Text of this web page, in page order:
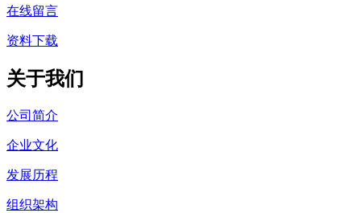
在线留言
资料下载
关于我们
公司简介
企业文化
发展历程
组织架构